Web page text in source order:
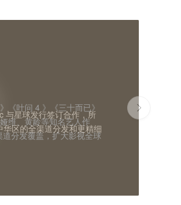
OKAY》《Dawn of us》
度立体分发与宣传，获得
榜第一、达成空降67个全
广。通过流媒体及社交媒
现多元曝光聚合，作品
数次登榜 QQ 音乐、网易
助侵权作品认领回归，追
昼」，从视听双重纬度助
》、Shirfine及 13 位
专辑《Cipher》的发行和
平台哔哩哔哩、社交头部
荐等宣发手段，扩大
的国际影响力。
与星球发行签订合作，所
区的全渠道分发和更精细
《叶问 4 》《三十而已》
维、黄龄等知名艺人作
分发覆盖，扩大影视全球
星球发行」达成版权合
权代理机构，负责厂牌旗
税的采样。他们的库内包
、贝斯、合成器预置等。
店，为中国用户提供优质
理合作，代理中国区与中
，正式启动歌词及相关授
商业化的全球同频，帮助
Royalty Network 进入中
持续探索音乐数字化新模
平台展开深度的内容共
听体验，共同挖掘中国数
造新的前进方向。
Cumbee 在中国开启
话拓展至全球。将十余万
效的全球市场覆盖与版税
，降本增效。